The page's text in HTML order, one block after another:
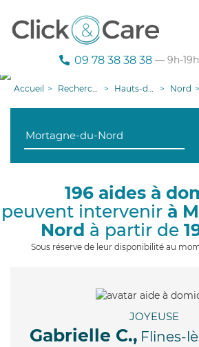
09 78 38 38 38 — 9h-
Accueil Recherche aide à domicile Hauts-de-France Nord
196 aides à
peuvent intervenir à
Nord à partir de
Sous réserve de leur disponibilité au
JOYEUSE
Gabrielle C., Flines-